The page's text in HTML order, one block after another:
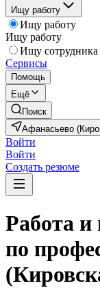
Ищу работу
Ищу работу
Ищу работу
Ищу сотрудника
Сервисы
Помощь
Ещё
Поиск
Афанасьево
Войти
Войти
Создать резюме
Работа и
по